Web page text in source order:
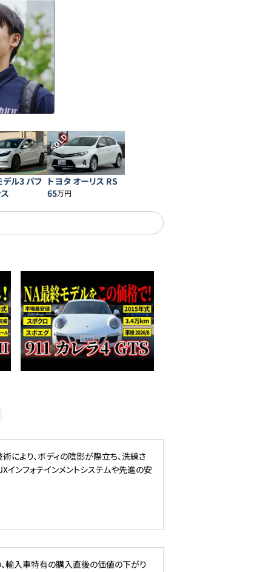
デル3 パフ
SOLD
トヨタ オーリス RS
65万円
により、ボディの陰影が際立ち、洗練さ
ンフォテインメントシステムや先進の安
、輸入車特有の購入直後の価値の下がり